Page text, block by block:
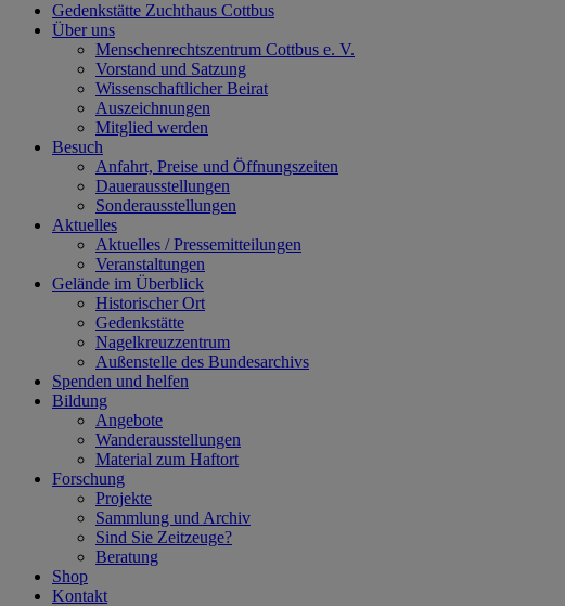
Gedenkstätte Zuchthaus Cottbus
Über uns
Menschenrechtszentrum Cottbus e. V.
Vorstand und Satzung
Wissenschaftlicher Beirat
Auszeichnungen
Mitglied werden
Besuch
Anfahrt, Preise und Öffnungszeiten
Dauerausstellungen
Sonderausstellungen
Aktuelles
Aktuelles / Pressemitteilungen
Veranstaltungen
Gelände im Überblick
Historischer Ort
Gedenkstätte
Nagelkreuzzentrum
Außenstelle des Bundesarchivs
Spenden und helfen
Bildung
Angebote
Wanderausstellungen
Material zum Haftort
Forschung
Projekte
Sammlung und Archiv
Sind Sie Zeitzeuge?
Beratung
Shop
Kontakt